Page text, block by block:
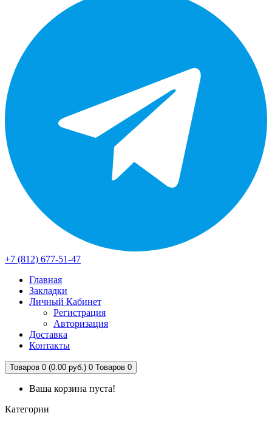
+7 (812) 677-51-47
Главная
Закладки
Личный Кабинет
Регистрация
Авторизация
Доставка
Контакты
Товаров 0 (0.00 руб.) 0 Товаров 0
Ваша корзина пуста!
Категории